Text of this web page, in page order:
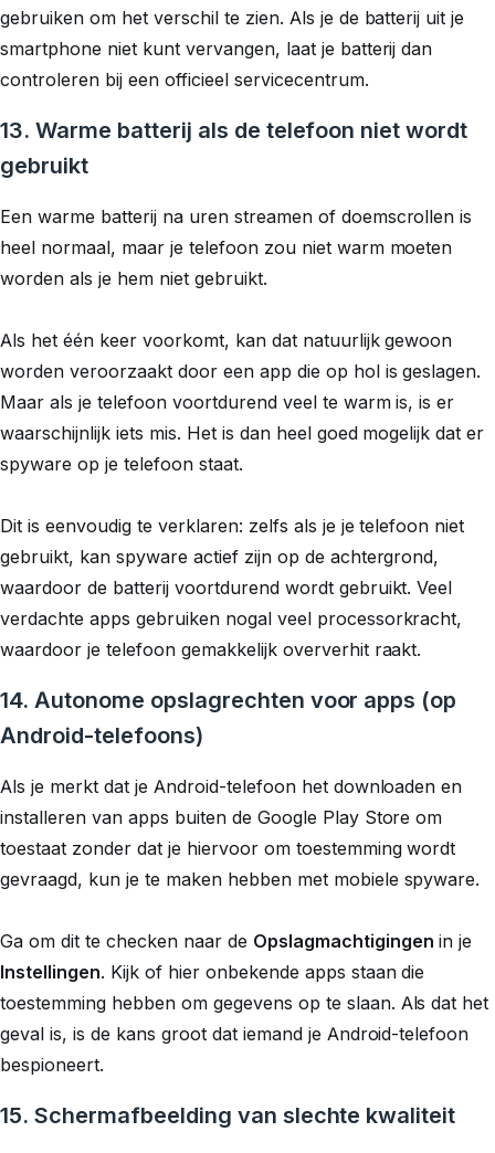
gebruiken om het verschil te zien. Als je de batterij uit je
smartphone niet kunt vervangen, laat je batterij dan
controleren bij een officieel servicecentrum.
13. Warme batterij als de telefoon niet wordt
gebruikt
Een warme batterij na uren streamen of doemscrollen is
heel normaal, maar je telefoon zou niet warm moeten
worden als je hem niet gebruikt.
Als het één keer voorkomt, kan dat natuurlijk gewoon
worden veroorzaakt door een app die op hol is geslagen.
Maar als je telefoon voortdurend veel te warm is, is er
waarschijnlijk iets mis. Het is dan heel goed mogelijk dat er
spyware op je telefoon staat.
Dit is eenvoudig te verklaren: zelfs als je je telefoon niet
gebruikt, kan spyware actief zijn op de achtergrond,
waardoor de batterij voortdurend wordt gebruikt. Veel
verdachte apps gebruiken nogal veel processorkracht,
waardoor je telefoon gemakkelijk oververhit raakt.
14. Autonome opslagrechten voor apps (op
Android-telefoons)
Als je merkt dat je Android-telefoon het downloaden en
installeren van apps buiten de Google Play Store om
toestaat zonder dat je hiervoor om toestemming wordt
gevraagd, kun je te maken hebben met mobiele spyware.
Ga om dit te checken naar de Opslagmachtigingen in je
Instellingen. Kijk of hier onbekende apps staan die
toestemming hebben om gegevens op te slaan. Als dat het
geval is, is de kans groot dat iemand je Android-telefoon
bespioneert.
15. Schermafbeelding van slechte kwaliteit